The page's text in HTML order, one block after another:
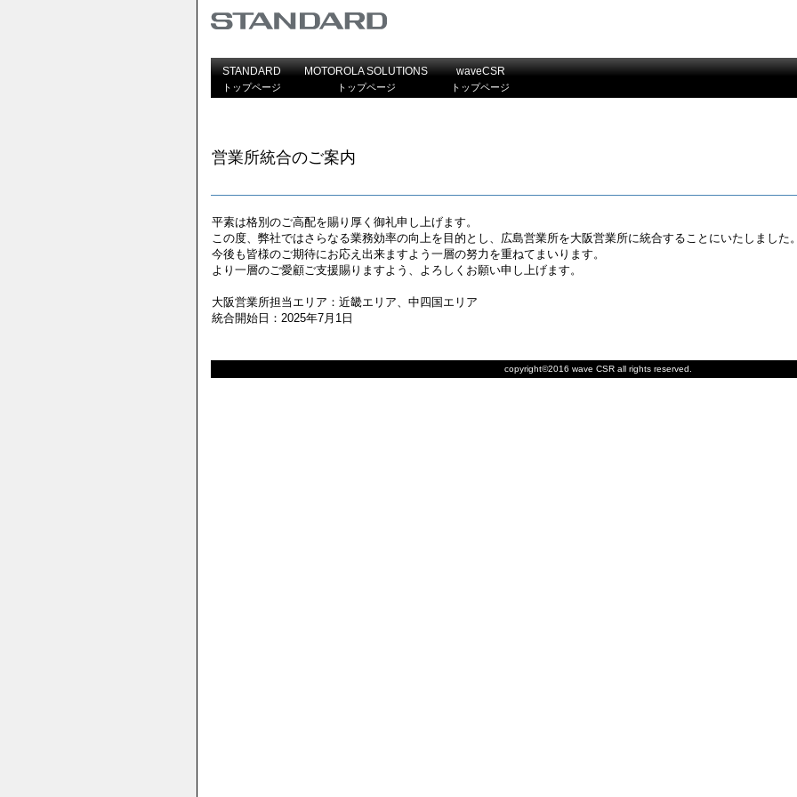
営業所統合のご案内
平素は格別のご高配を賜り厚く御礼申し上げます。
この度、弊社ではさらなる業務効率の向上を目的とし、広島営業所を大阪営業所に統合することにいたしました
今後も皆様のご期待にお応え出来ますよう一層の努力を重ねてまいります。
より一層のご愛顧ご支援賜りますよう、よろしくお願い申し上げます。
大阪営業所担当エリア：近畿エリア、中四国エリア
統合開始日：2025年7月1日
STANDARD
トップページ
MOTOROLA SOLUTIONS
トップページ
waveCSR
トップページ
copyright©2016 wave CSR all rights reserved.